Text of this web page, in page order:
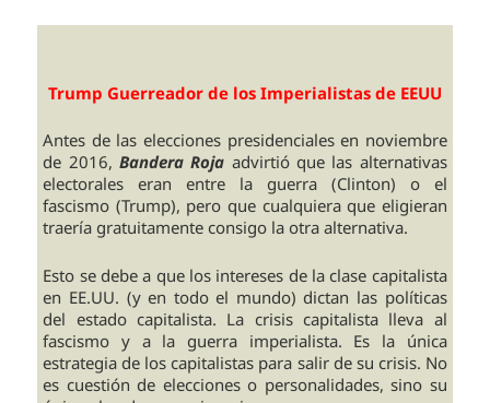
Trump Guerreador de los Imperialistas de EEUU
Antes de las elecciones presidenciales en noviembre
de 2016,Bandera Roja advirtió que las alternativas
electorales eran entre la guerra (Clinton) o el
fascismo (Trump), pero que cualquiera que eligieran
traería gratuitamente consigo la otra alternativa.
Esto se debe a que los intereses de la clase capitalista
en EE.UU. (y en todo el mundo) dictan las políticas
del estado capitalista. La crisis capitalista lleva al
fascismo y a la guerra imperialista. Es la única
estrategia de los capitalistas para salir de su crisis. No
es cuestión de elecciones o personalidades, sino su